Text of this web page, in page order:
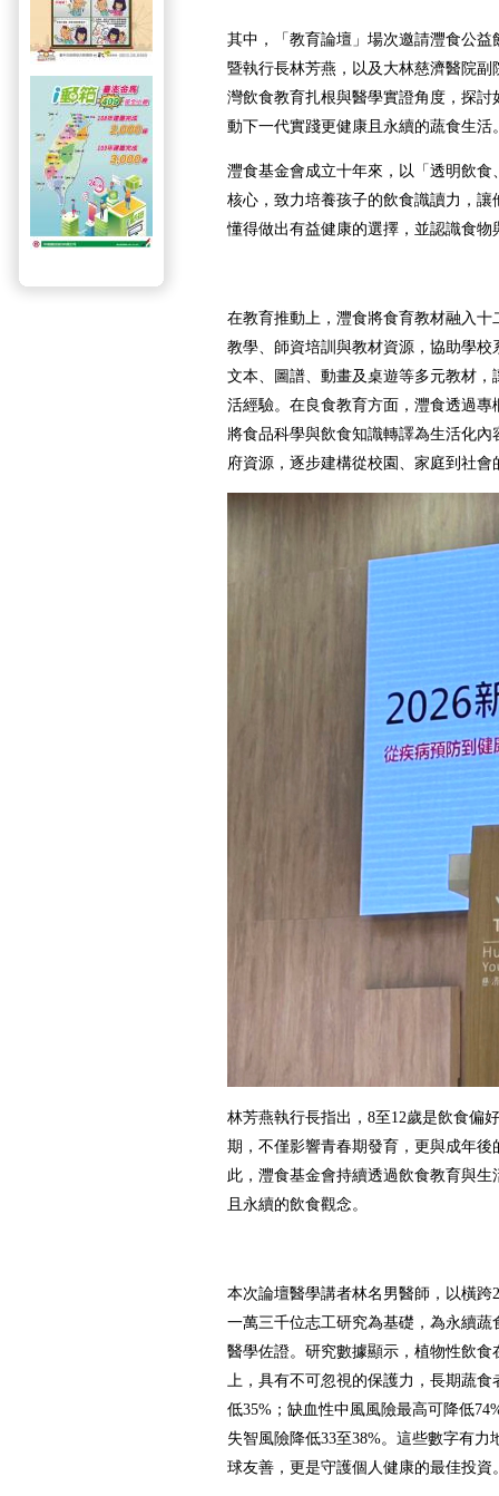
其中，「教育論壇」場次邀請灃食公
暨執行長林芳燕，以及大林慈濟醫院
灣飲食教育扎根與醫學實證角度，探
動下一代實踐更健康且永續的蔬食生活
灃食基金會成立十年來，以「透明飲
核心，致力培養孩子的飲食識讀力，
懂得做出有益健康的選擇，並認識食
在教育推動上，灃食將食育教材融入
教學、師資培訓與教材資源，協助學
文本、圖譜、動畫及桌遊等多元教材
活經驗。在良食教育方面，灃食透過專
將食品科學與飲食知識轉譯為生活化
府資源，逐步建構從校園、家庭到社會
林芳燕執行長指出，8至12歲是飲食偏
期，不僅影響青春期發育，更與成年
此，灃食基金會持續透過飲食教育與
且永續的飲食觀念。
本次論壇醫學講者林名男醫師，以橫跨
一萬三千位志工研究為基礎，為永續
醫學佐證。研究數據顯示，植物性飲
上，具有不可忽視的保護力，長期蔬
低35%；缺血性中風風險最高可降低
失智風險降低33至38%。這些數字有
球友善，更是守護個人健康的最佳投資